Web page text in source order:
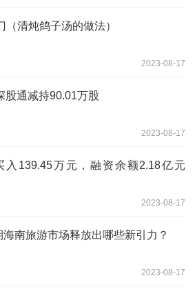
清炖鸽子汤的做法）
2023-08-17
股通减持90.01万股
2023-08-17
139.45万元，融资余额2.18亿元
2023-08-17
南旅游市场释放出哪些新引力？
2023-08-17